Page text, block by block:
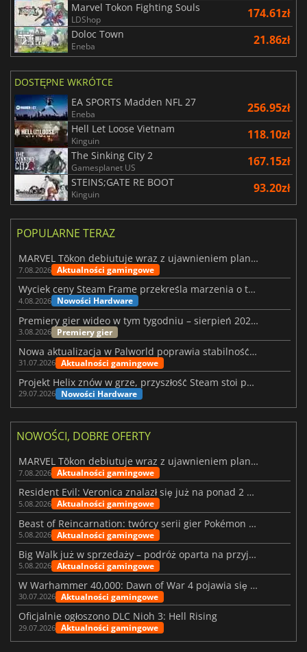
Marvel Tokon Fighting Souls
LDShop 174.61zł
Doloc Town
Eneba 21.86zł
DOSTĘPNE WKRÓTCE
EA SPORTS Madden NFL 27
Eneba 256.95zł
Hell Let Loose Vietnam
Kinguin 118.10zł
The Sinking City 2
Gamesplanet US 167.15zł
STEINS;GATE RE BOOT
Kinguin 93.20zł
POPULARNE TERAZ
MARVEL Tōkon debiutuje wraz z ujawnieniem planu rozwoju na pierwszy rok
7.08.2026 Aktualności gamingowe
Wyciek ceny Steam Frame przekreśla marzenia o tanim zestawie VR
4.08.2026 Nowości Hardware
Premiery gier wideo w tym tygodniu – sierpień 2026 r. (32. tydzień)
3.08.2026 Premiery gier
Nowa aktualizacja w Palworld poprawia stabilność Sunreach i walk z bossami
31.07.2026 Aktualności gamingowe
Projekt Helix znów w grze, przyszłość Steam stoi pod znakiem zapytania
29.07.2026 Nowości Hardware
NOWOŚCI, DOBRE OFERTY
MARVEL Tōkon debiutuje wraz z ujawnieniem planu rozwoju na pierwszy rok
7.08.2026 Aktualności gamingowe
Resident Evil: Veronica znalazł się już na ponad 2 milionach list życzeń
5.08.2026 Aktualności gamingowe
Beast of Reincarnation: twórcy serii gier Pokémon wkraczają na nową ścieżkę
5.08.2026 Aktualności gamingowe
Big Walk już w sprzedaży – podróż oparta na przyjaźni
5.08.2026 Aktualności gamingowe
W Warhammer 40,000: Dawn of War 4 pojawia się frakcja Nekronów
30.07.2026 Aktualności gamingowe
Oficjalnie ogłoszono DLC Nioh 3: Hell Rising
29.07.2026 Aktualności gamingowe